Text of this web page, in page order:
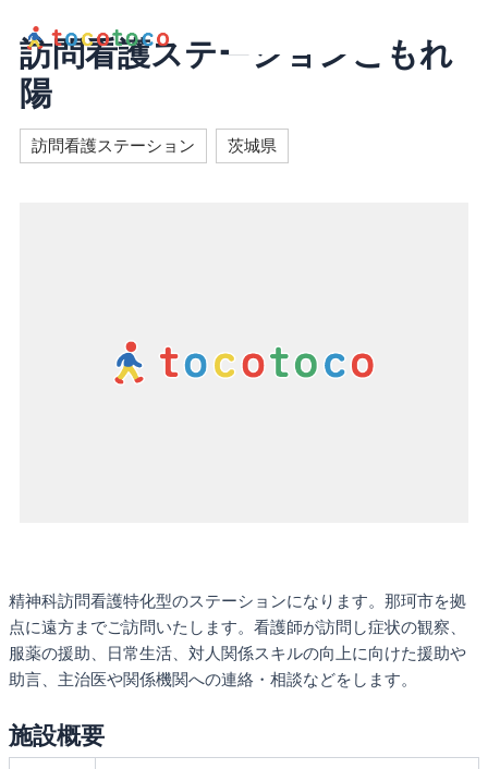
訪問看護ステーションこもれ
陽
訪問看護ステーション 茨城県
精神科訪問看護特化型のステーションになります。那珂市を拠
点に遠方までご訪問いたします。看護師が訪問し症状の観察、
服薬の援助、日常生活、対人関係スキルの向上に向けた援助や
助言、主治医や関係機関への連絡・相談などをします。
施設概要